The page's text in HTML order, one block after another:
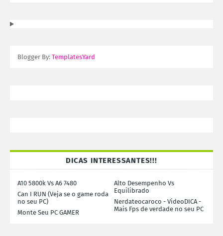
Blogger By: TemplatesYard
DICAS INTERESSANTES!!!
A10 5800k Vs A6 7480
Alto Desempenho Vs
Equilibrado
Can I RUN (Veja se o game roda
no seu PC)
Nerdateocaroco - VideoDICA -
Mais Fps de verdade no seu PC
Monte Seu PC GAMER